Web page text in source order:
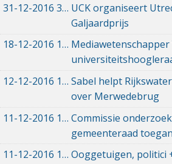
31-12-2016 31-12-2016 12:15
UCK organiseert
Galjaardprijs
18-12-2016 18-12-2016 10:26
Mediawetenschapper
12-12-2016 12-12-2016 13:01
Sabel helpt
over Merwedebrug
11-12-2016 11-12-2016 22:31
Commissie
gemeenteraad
11-12-2016 11-12-2016 15:52
Ooggetuigen, politici